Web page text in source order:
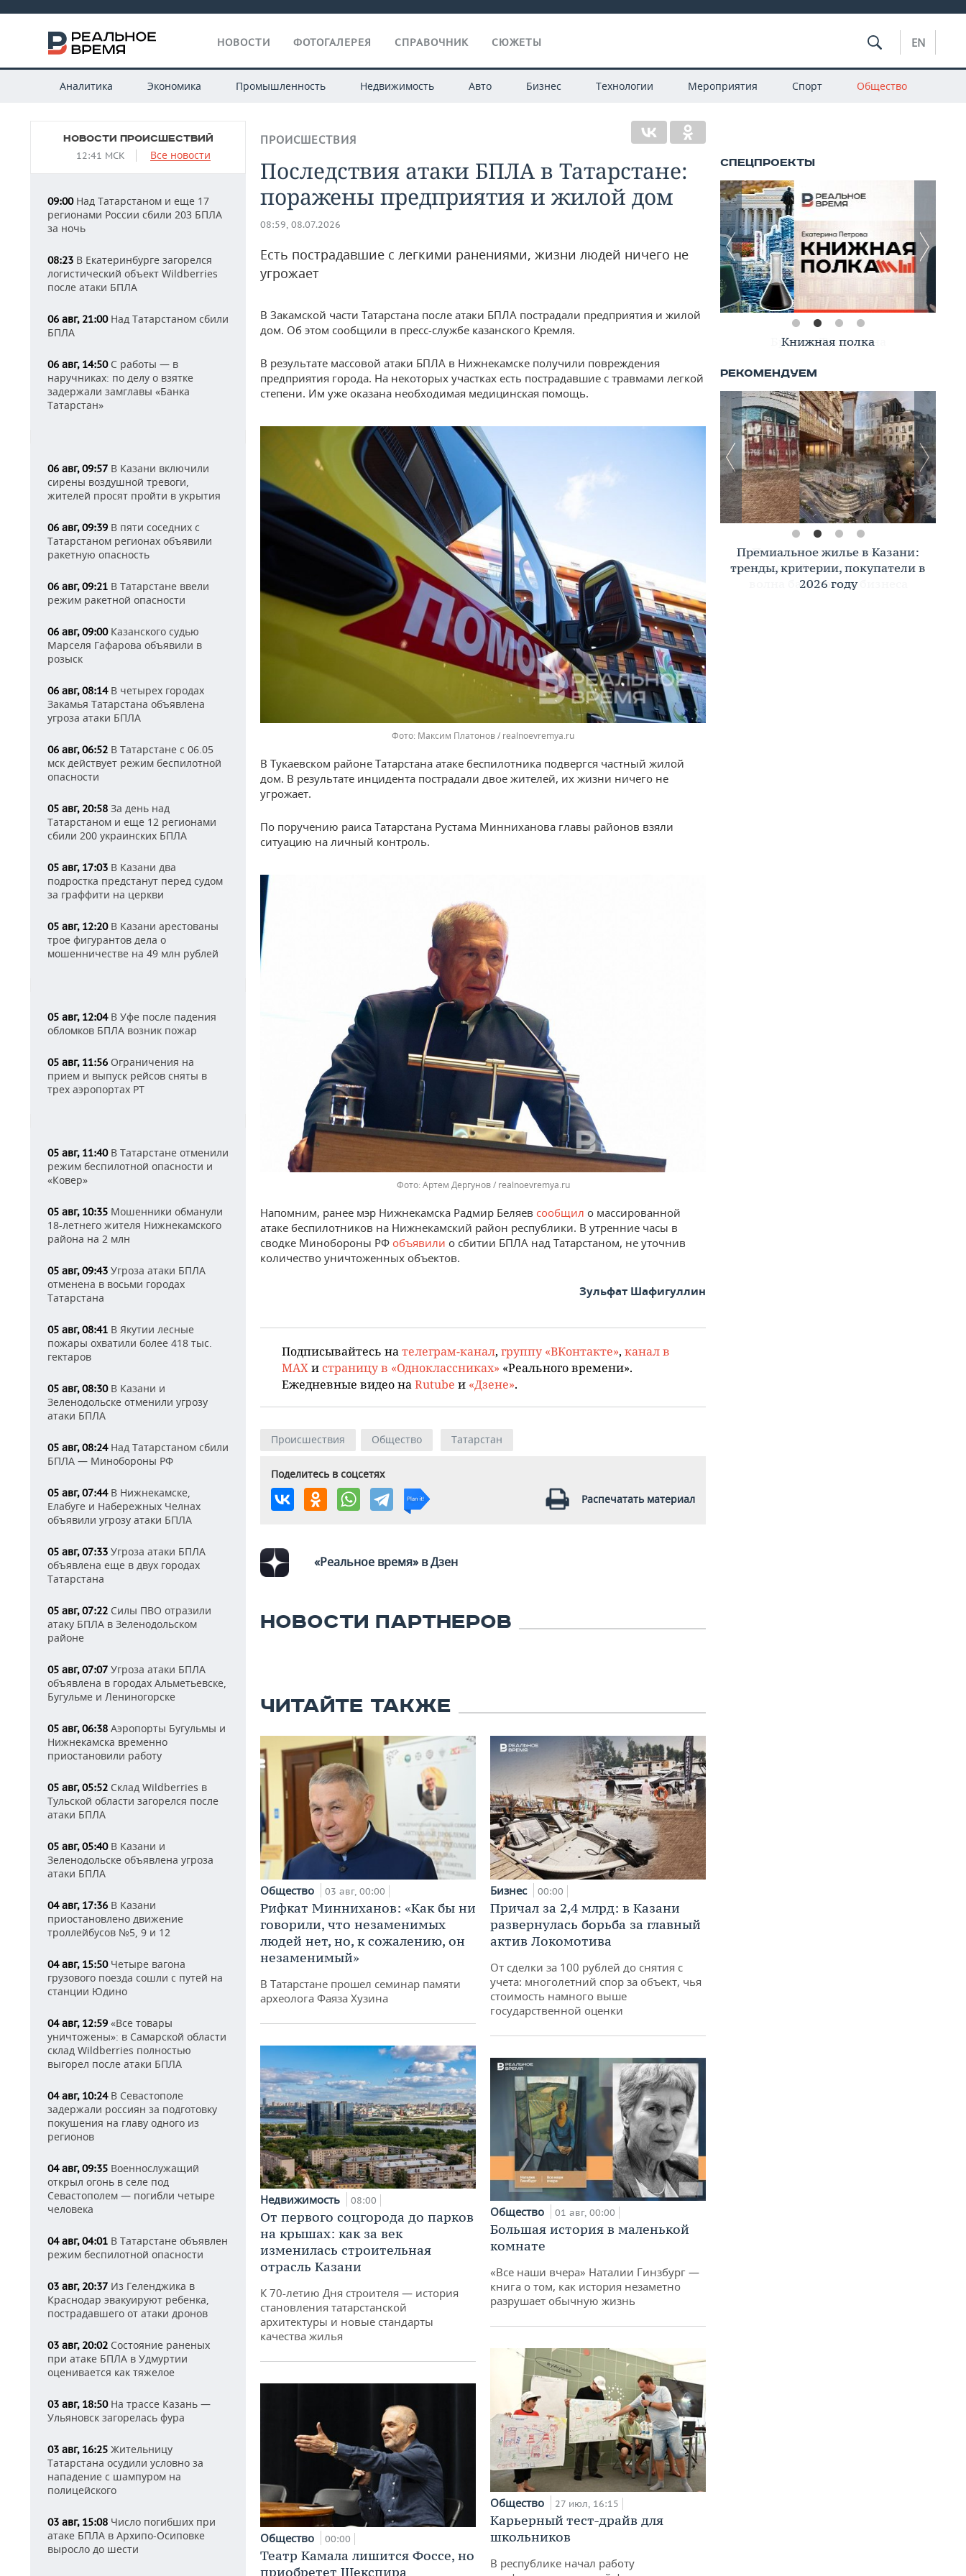
НОВОСТИ ФОТОГАЛЕРЕЯ СПРАВОЧНИК СЮЖЕТЫ EN
Аналитика Экономика Промышленность Недвижимость Авто Бизнес Технологии Мероприятия Спорт Общество
НОВОСТИ ПРОИСШЕСТВИЙ
12:41 МСК Все новости
09:00Над Татарстаном и еще 17
регионами России сбили 203 БПЛА
за ночь
08:23 В Екатеринбурге загорелся
логистический объект Wildberries
после атаки БПЛА
06 авг, 21:00Над Татарстаном сбили
БПЛА
06 авг, 14:50С работы — в
наручниках: по делу о взятке
задержали замглавы «Банка
Татарстан»
06 авг, 09:57 В Казани включили
сирены воздушной тревоги,
жителей просят пройти в укрытия
06 авг, 09:39 В пяти соседних с
Татарстаном регионах объявили
ракетную опасность
06 авг, 09:21 В Татарстане ввели
режим ракетной опасности
06 авг, 09:00Казанского судью
Марселя Гафарова объявили в
розыск
06 авг, 08:14В четырех городах
Закамья Татарстана объявлена
угроза атаки БПЛА
06 авг, 06:52 В Татарстане с 06.05
мск действует режим беспилотной
опасности
05 авг, 20:58 За день над
Татарстаном и еще 12 регионами
сбили 200 украинских БПЛА
05 авг, 17:03 В Казани два
подростка предстанут перед судом
за граффити на церкви
05 авг, 12:20В Казани арестованы
трое фигурантов дела о
мошенничестве на 49 млн рублей
05 авг, 12:04В Уфе после падения
обломков БПЛА возник пожар
05 авг, 11:56 Ограничения на
прием и выпуск рейсов сняты в
трех аэропортах РТ
05 авг, 11:40В Татарстане отменили
режим беспилотной опасности и
«Ковер»
05 авг, 10:35 Мошенники обманули
18-летнего жителя Нижнекамского
района на 2 млн
05 авг, 09:43 Угроза атаки БПЛА
отменена в восьми городах
Татарстана
05 авг, 08:41 В Якутии лесные
пожары охватили более 418 тыс.
гектаров
05 авг, 08:30В Казани и
Зеленодольске отменили угрозу
атаки БПЛА
05 авг, 08:24Над Татарстаном сбили
БПЛА — Минобороны РФ
05 авг, 07:44В Нижнекамске,
Елабуге и Набережных Челнах
объявили угрозу атаки БПЛА
05 авг, 07:33 Угроза атаки БПЛА
объявлена еще в двух городах
Татарстана
05 авг, 07:22 Силы ПВО отразили
атаку БПЛА в Зеленодольском
районе
05 авг, 07:07 Угроза атаки БПЛА
объявлена в городах Альметьевске,
Бугульме и Лениногорске
05 авг, 06:38 Аэропорты Бугульмы и
Нижнекамска временно
приостановили работу
05 авг, 05:52 Склад Wildberries в
Тульской области загорелся после
атаки БПЛА
05 авг, 05:40В Казани и
Зеленодольске объявлена угроза
атаки БПЛА
04 авг, 17:36 В Казани
приостановлено движение
троллейбусов №5, 9 и 12
04 авг, 15:50Четыре вагона
грузового поезда сошли с путей на
станции Юдино
04 авг, 12:59 «Все товары
уничтожены»: в Самарской области
склад Wildberries полностью
выгорел после атаки БПЛА
04 авг, 10:24В Севастополе
задержали россиян за подготовку
покушения на главу одного из
регионов
04 авг, 09:35 Военнослужащий
открыл огонь в селе под
Севастополем — погибли четыре
человека
04 авг, 04:01 В Татарстане объявлен
режим беспилотной опасности
03 авг, 20:37 Из Геленджика в
Краснодар эвакуируют ребенка,
пострадавшего от атаки дронов
03 авг, 20:02 Состояние раненых
при атаке БПЛА в Удмуртии
оценивается как тяжелое
03 авг, 18:50На трассе Казань —
Ульяновск загорелась фура
03 авг, 16:25 Жительницу
Татарстана осудили условно за
нападение с шампуром на
полицейского
03 авг, 15:08 Число погибших при
атаке БПЛА в Архипо-Осиповке
выросло до шести
ПРОИСШЕСТВИЯ
Последствия атаки БПЛА в Татарстане:
поражены предприятия и жилой дом
08:59, 08.07.2026
Есть пострадавшие с легкими ранениями, жизни людей ничего не
угрожает
В Закамской части Татарстана после атаки БПЛА пострадали предприятия и жилой
дом. Об этом сообщили в пресс-службе казанского Кремля.
В результате массовой атаки БПЛА в Нижнекамске получили повреждения
предприятия города. На некоторых участках есть пострадавшие с травмами легкой
степени. Им уже оказана необходимая медицинская помощь.
Максим Платонов / realnoevremya.ru
В Тукаевском районе Татарстана атаке беспилотника подвергся частный жилой
дом. В результате инцидента пострадали двое жителей, их жизни ничего не
угрожает.
По поручению раиса Татарстана Рустама Минниханова главы районов взяли
ситуацию на личный контроль.
Артем Дергунов / realnoevremya.ru
Напомним, ранее мэр Нижнекамска Радмир Беляев сообщил о массированной
атаке беспилотников на Нижнекамский район республики. В утренние часы в
сводке Минобороны РФ объявили о сбитии БПЛА над Татарстаном, не уточнив
количество уничтоженных объектов.
Зульфат Шафигуллин
Подписывайтесь на телеграм-канал, группу «ВКонтакте», канал в
MAX и страницу в «Одноклассниках» «Реального времени».
Ежедневные видео на Rutube и «Дзене».
Происшествия Общество Татарстан
Поделитесь в соцсетях
Распечатать материал
«Реальное время» в Дзен
НОВОСТИ ПАРТНЕРОВ
ЧИТАЙТЕ ТАКЖЕ
Общество 03 авг, 00:00
Рифкат Минниханов: «Как бы ни
говорили, что незаменимых
людей нет, но, к сожалению, он
незаменимый»
В Татарстане прошел семинар памяти
археолога Фаяза Хузина
Недвижимость 08:00
От первого соцгорода до парков
на крышах: как за век
изменилась строительная
отрасль Казани
К 70-летию Дня строителя — история
становления татарстанской
архитектуры и новые стандарты
качества жилья
Общество 00:00
Театр Камала лишится Фоссе, но
приобретет Шекспира
Бизнес 00:00
Причал за 2,4 млрд: в Казани
развернулась борьба за главный
актив Локомотива
От сделки за 100 рублей до снятия с
учета: многолетний спор за объект, чья
стоимость намного выше
государственной оценки
Общество 01 авг, 00:00
Большая история в маленькой
комнате
«Все наши вчера» Наталии Гинзбург —
книга о том, как история незаметно
разрушает обычную жизнь
Общество 27 июл, 16:15
Карьерный тест-драйв для
школьников
В республике начал работу
Книжная полка
Премиальное жилье в Казани:
тренды, критерии, покупатели в
2026 году